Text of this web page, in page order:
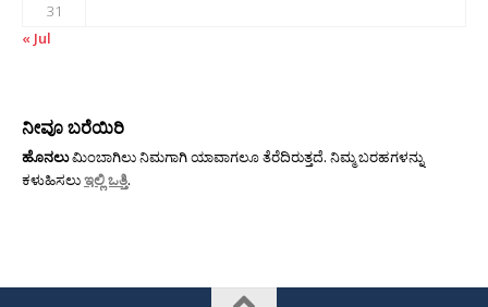
31
« Jul
ನೀವೂ ಬರೆಯಿರಿ
ಹೊನಲುಮಿಂಬಾಗಿಲು ನಿಮಗಾಗಿ ಯಾವಾಗಲೂ ತೆರೆದಿರುತ್ತದೆ. ನಿಮ್ಮ ಬರಹಗಳನ್ನು
ಕಳುಹಿಸಲುಇಲ್ಲಿ ಒತ್ತಿ.